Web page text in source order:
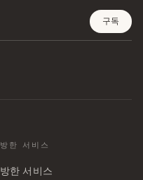
구독
방한 서비스
방한 서비스